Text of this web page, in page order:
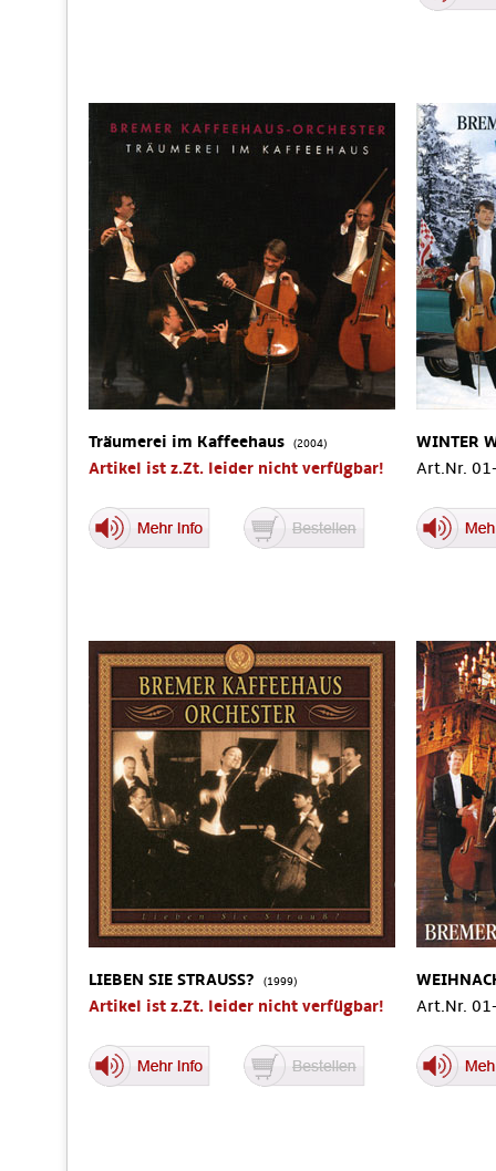
Träumerei im Kaffeehaus (2004)
Artikel ist z.Zt. leider nicht verfügbar!
WINTER
Art.Nr.
LIEBEN SIE STRAUSS? (1999)
Artikel ist z.Zt. leider nicht verfügbar!
Art.Nr.